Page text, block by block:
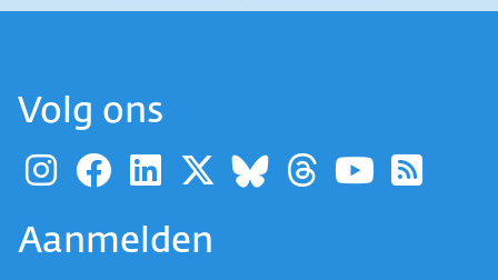
Volg ons
Ga naar de pagina van
Ga naar de pagina
Ga naar de
Ga naar de
Ga naar de
Ga naar
Ga
Aanmelden